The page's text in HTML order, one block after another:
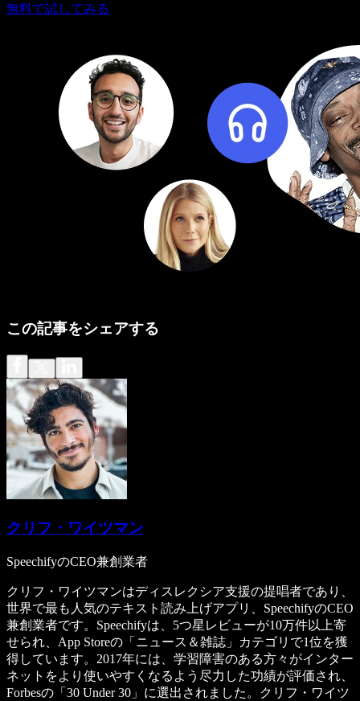
無料で試してみる
この記事をシェアする
クリフ・ワイツマン
SpeechifyのCEO兼創業者
クリフ・ワイツマンはディスレクシア支援の提唱者であり、
世界で最も人気のテキスト読み上げアプリ、SpeechifyのCEO
兼創業者です。Speechifyは、5つ星レビューが10万件以上寄
せられ、App Storeの「ニュース＆雑誌」カテゴリで1位を獲
得しています。2017年には、学習障害のある方々がインター
ネットをより使いやすくなるよう尽力した功績が評価され、
Forbesの「30 Under 30」に選出されました。クリフ・ワイツ